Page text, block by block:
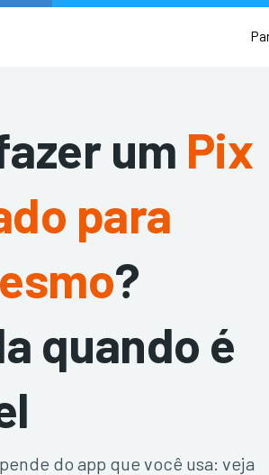
um Pix
para
?
quando é
do app que você usa: veja